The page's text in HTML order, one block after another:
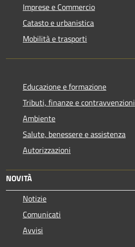
Imprese e Commercio
Catasto e urbanistica
Mobilità e trasporti
Educazione e formazione
Tributi, finanze e contravvenzioni
Ambiente
Salute, benessere e assistenza
Autorizzazioni
NOVITÀ
Notizie
Comunicati
Avvisi